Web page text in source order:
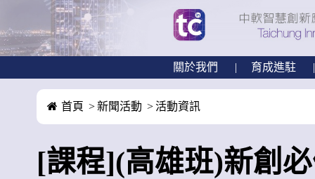
關於我們 育成進駐
首頁 新聞活動 活動資訊
[課程](高雄班)新創